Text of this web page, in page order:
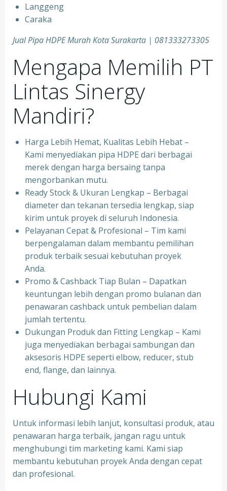
Langgeng
Caraka
Jual Pipa HDPE Murah Kota Surakarta | 081333273305
Mengapa Memilih PT
Lintas Sinergy
Mandiri?
Harga Lebih Hemat, Kualitas Lebih Hebat –
Kami menyediakan pipa HDPE dari berbagai
merek dengan harga bersaing tanpa
mengorbankan mutu.
Ready Stock & Ukuran Lengkap – Berbagai
diameter dan tekanan tersedia lengkap, siap
kirim untuk proyek di seluruh Indonesia.
Pelayanan Cepat & Profesional – Tim kami
berpengalaman dalam membantu pemilihan
produk terbaik sesuai kebutuhan proyek
Anda.
Promo & Cashback Tiap Bulan – Dapatkan
keuntungan lebih dengan promo bulanan dan
penawaran cashback untuk pembelian dalam
jumlah tertentu.
Dukungan Produk dan Fitting Lengkap – Kami
juga menyediakan berbagai sambungan dan
aksesoris HDPE seperti elbow, reducer, stub
end, flange, dan lainnya.
Hubungi Kami
Untuk informasi lebih lanjut, konsultasi produk, atau
penawaran harga terbaik, jangan ragu untuk
menghubungi tim marketing kami. Kami siap
membantu kebutuhan proyek Anda dengan cepat
dan profesional.